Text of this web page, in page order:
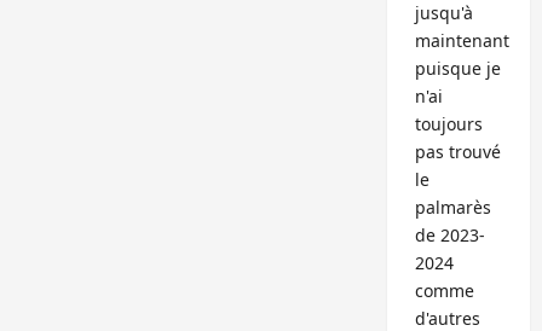
jusqu'à
maintenant
puisque je
n'ai
toujours
pas trouvé
le
palmarès
de 2023-
2024
comme
d'autres